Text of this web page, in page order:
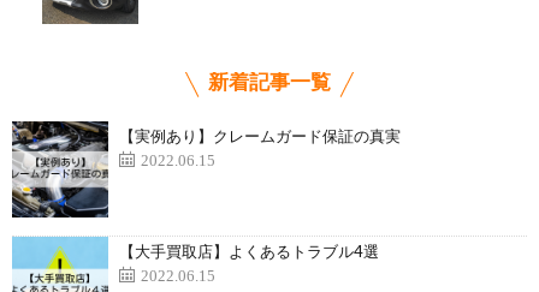
新着記事一覧
【実例あり】クレームガード保証の真実
2022.06.15
【大手買取店】よくあるトラブル4選
2022.06.15